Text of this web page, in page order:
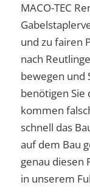
MACO-TEC
und zu fairen
nach
bewegen und
benötigen Sie
kommen
schnell das
auf dem Bau
genau diesen
in unserem